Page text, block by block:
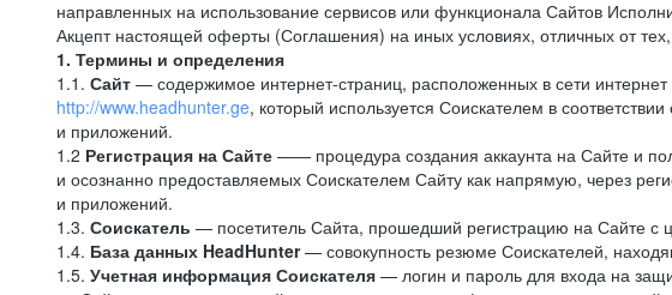
направленных на использование сервисов или функционала Сайтов
Акцепт настоящей оферты (Соглашения) на иных условиях, отличных от
1. Термины и определения
1.1. Сайт — содержимое интернет-страниц, расположенных в сети
http://www.headhunter.ge, который используется Соискателем в
и приложений.
1.2 Регистрация на Сайте —— процедура создания аккаунта на Сайте и
и осознанно предоставляемых Соискателем Сайту как напрямую, через
и приложений.
1.3. Соискатель — посетитель Сайта, прошедший регистрацию на Сайте с
1.4. База данных HeadHunter— совокупность резюме Соискателей,
1.5. Учетная информация Соискателя — логин и пароль для входа на